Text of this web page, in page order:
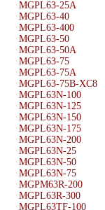
MGPL63-25A
MGPL63-40
MGPL63-400
MGPL63-50
MGPL63-50A
MGPL63-75
MGPL63-75A
MGPL63-75B-XC8
MGPL63N-100
MGPL63N-125
MGPL63N-150
MGPL63N-175
MGPL63N-200
MGPL63N-25
MGPL63N-50
MGPL63N-75
MGPM63R-200
MGPL63R-300
MGPL63TF-100